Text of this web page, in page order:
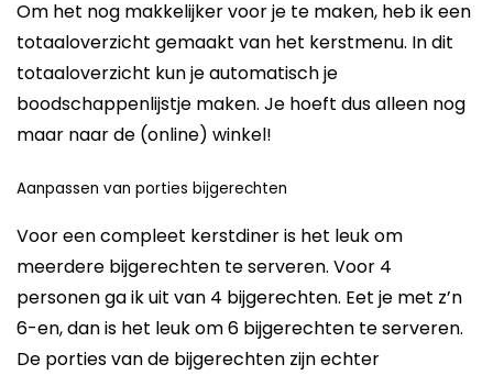
Om het nog makkelijker voor je te maken, heb ik een
totaaloverzicht gemaakt van het kerstmenu. In dit
totaaloverzicht kun je automatisch je
boodschappenlijstje maken. Je hoeft dus alleen nog
maar naar de (online) winkel!
Aanpassen van porties bijgerechten
Voor een compleet kerstdiner is het leuk om
meerdere bijgerechten te serveren. Voor 4
personen ga ik uit van 4 bijgerechten. Eet je met z’n
6-en, dan is het leuk om 6 bijgerechten te serveren.
De porties van de bijgerechten zijn echter